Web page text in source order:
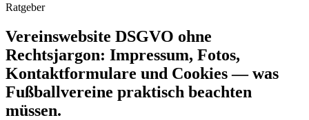
Ratgeber
Vereinswebsite DSGVO ohne
Rechtsjargon: Impressum, Fotos,
Kontaktformulare und Cookies — was
Fußballvereine praktisch beachten
müssen.